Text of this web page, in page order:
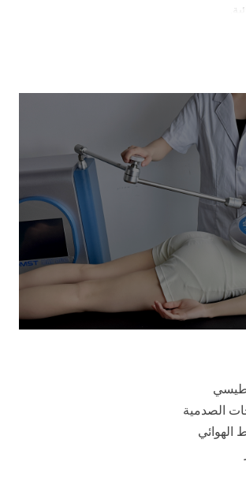
الصدمية
الهوائي